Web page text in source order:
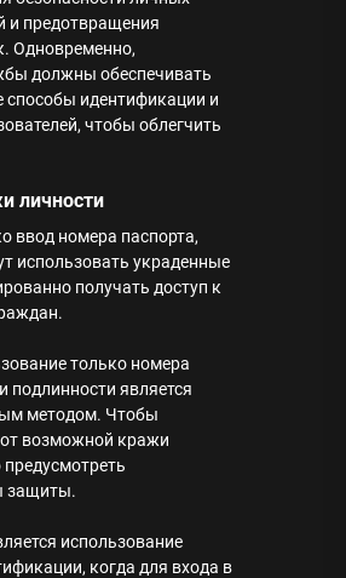
и предотвращения
Одновременно,
должны обеспечивать
способы идентификации и
чтобы облегчить
личности
ввод номера паспорта,
использовать украденные
получать доступ к
только номера
подлинности является
методом. Чтобы
возможной кражи
защиты.
использование
когда для входа в